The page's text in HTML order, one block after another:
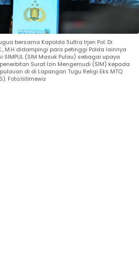
bersama Kapolda Sultra Irjen Pol. Dr.
M.H didampingi para petinggi Polda lainnya
(SIM Masuk Pulau) sebagai upaya
Surat Izin Mengemudi (SIM) kepada
di di Lapangan Tugu Religi Eks MTQ
Foto.Istimewa